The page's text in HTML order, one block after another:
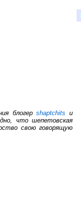
блогерshaptchits и
что шепетовская
свою говорящую